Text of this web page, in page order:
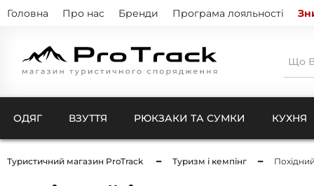
Головна Про нас Бренди Програма лояльності
ОДЯГ ВЗУТТЯ РЮКЗАКИ ТА СУМКИ КУХНЯ
Туристичний магазин ProTrack Туризм і кемпінг